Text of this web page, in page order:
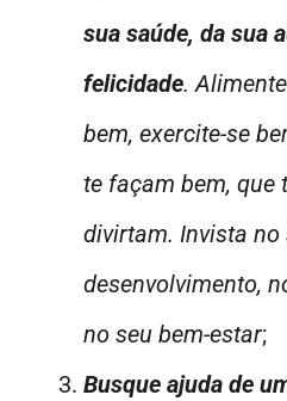
sua saúde, da sua
felicidade.
bem, exercite-se
te façam bem, que
divirtam. Invista no
desenvolvimento,
no seu bem-estar;
Busque ajuda de